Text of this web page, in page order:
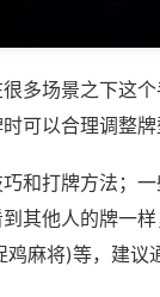
多场景之下这
可以合理调整
和打牌方法；
其他人的牌一
鸡麻将)等，建议